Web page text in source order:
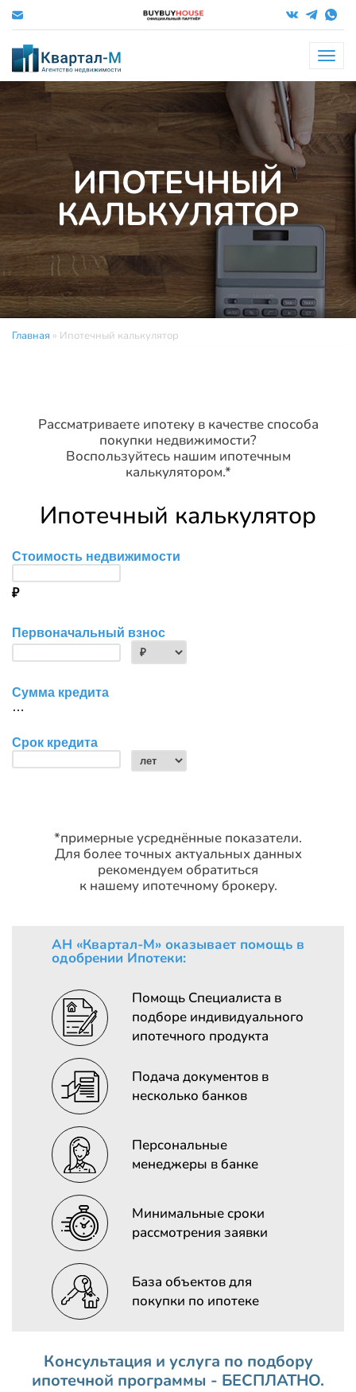
Меню
ИПОТЕЧНЫЙ
КАЛЬКУЛЯТОР
Главная » Ипотечный калькулятор
Рассматриваете ипотеку в качестве способа
покупки недвижимости?
Воспользуйтесь нашим ипотечным
калькулятором.*
Ипотечный калькулятор
*примерные усреднённые показатели.
Для более точных актуальных данных
рекомендуем обратиться
к нашему ипотечному брокеру.
АН «Квартал-М» оказывает помощь в
одобрении Ипотеки:
Помощь Специалиста в
подборе индивидуального
ипотечного продукта
Подача документов в
несколько банков
Персональные
менеджеры в банке
Минимальные сроки
рассмотрения заявки
База объектов для
покупки по ипотеке
Консультация и услуга по подбору
ипотечной программы - БЕСПЛАТНО.